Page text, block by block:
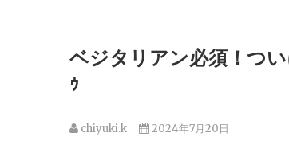
ベジタリアン必須！つ
ｩ
chiyuki.k 2024年7月20日